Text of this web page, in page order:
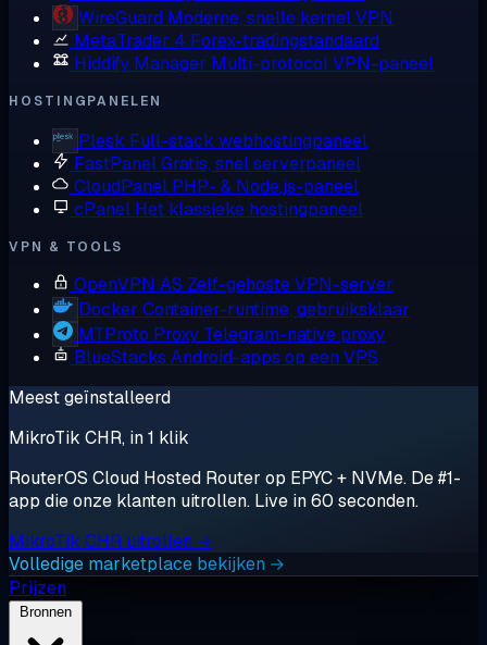
WireGuard Moderne, snelle kernel VPN
MetaTrader 4 Forex-tradingstandaard
Hiddify Manager Multi-protocol VPN-paneel
HOSTINGPANELEN
Plesk Full-stack webhostingpaneel
FastPanelGratis, snel serverpaneel
CloudPanel PHP- & Node.js-paneel
cPanel Het klassieke hostingpaneel
VPN & TOOLS
OpenVPN AS Zelf-gehoste VPN-server
Docker Container-runtime, gebruiksklaar
MTProto Proxy Telegram-native proxy
BlueStacks Android-apps op een VPS
Meest geïnstalleerd
MikroTik CHR, in 1 klik
RouterOS Cloud Hosted Router op EPYC + NVMe. De #1-
app die onze klanten uitrollen. Live in 60 seconden.
MikroTik CHR uitrollen →
Volledige marketplace bekijken →
Prijzen